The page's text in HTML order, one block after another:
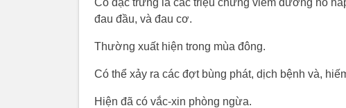
đau đầu, và đau cơ.
Thường xuất hiện trong mùa đông.
Có thể xảy ra các đợt bùng phát, dịch bệnh và,
Hiện đã có vắc-xin phòng ngừa.